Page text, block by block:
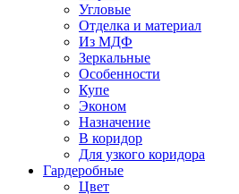
Угловые
Отделка и материал
Из МДФ
Зеркальные
Особенности
Купе
Эконом
Назначение
В коридор
Для узкого коридора
Гардеробные
Цвет